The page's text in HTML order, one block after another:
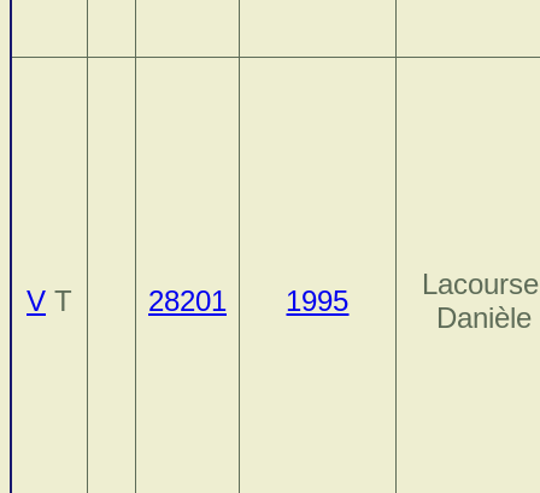
V T 28201 1995
Danièle